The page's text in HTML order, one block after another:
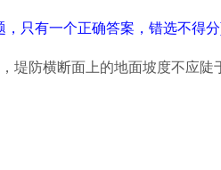
，只有一个正确答案，错选不得
堤防横断面上的地面坡度不应陡